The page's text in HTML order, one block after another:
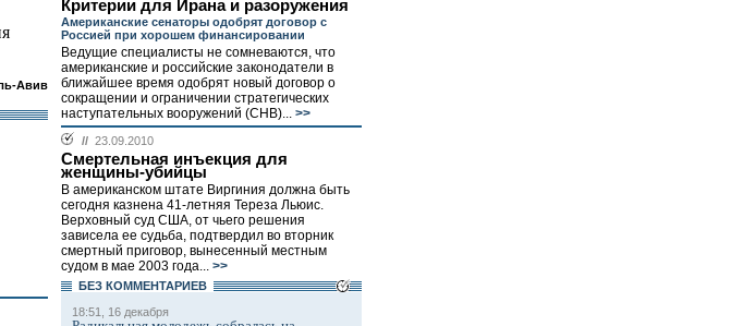
Авив
Критерии для Ирана и разоружения
Американские сенаторы одобрят договор с
Россией при хорошем финансировании
Ведущие специалисты не сомневаются, что
американские и российские законодатели в
ближайшее время одобрят новый договор о
сокращении и ограничении стратегических
наступательных вооружений (СНВ)... >>
// 23.09.2010
Смертельная инъекция для
женщины-убийцы
В американском штате Виргиния должна быть
сегодня казнена 41-летняя Тереза Льюис.
Верховный суд США, от чьего решения
зависела ее судьба, подтвердил во вторник
смертный приговор, вынесенный местным
судом в мае 2003 года... >>
БЕЗ КОМMЕНТАРИЕВ
18:51, 16 декабря